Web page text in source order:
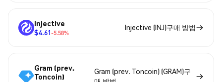
Injective
$4.61-5.58%
Injective (INJ)구매 방법
Gram (prev.
Toncoin)
Gram (prev. Toncoin) (GRAM)구